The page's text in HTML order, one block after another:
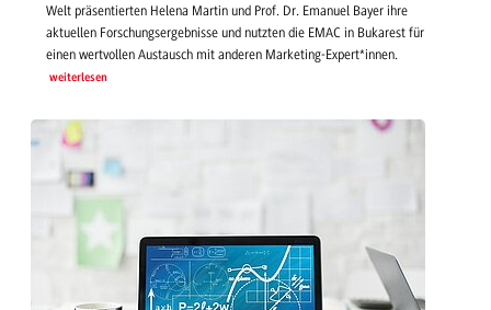
Welt präsentierten Helena Martin und Prof. Dr. Emanuel Bayer ihre
aktuellen Forschungsergebnisse und nutzten die EMAC in Bukarest für
einen wertvollen Austausch mit anderen Marketing-Expert*innen.
weiterlesen